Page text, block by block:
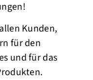
Kunden,
für den
und für das